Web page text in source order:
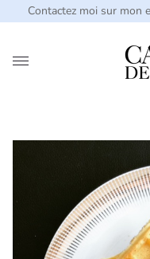
Contactez moi sur mon